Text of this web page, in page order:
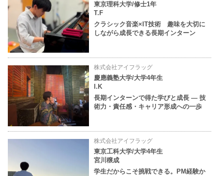
東京理科大学/修士1年
T.F
クラシック音楽×IT技術 趣味を大切に
しながら成長できる長期インターン
株式会社アイフラッグ
慶應義塾大学/大学4年生
I.K
長期インターンで得た学びと成長 ― 技
術力・責任感・キャリア形成への一歩
株式会社アイフラッグ
東京工科大学/大学4年生
宮川穣成
学生だからこそ挑戦できる。PM経験か